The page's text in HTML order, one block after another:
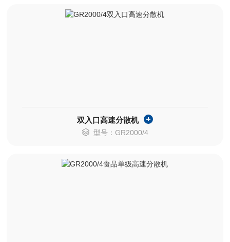
双入口高速分散机
型号：GR2000/4